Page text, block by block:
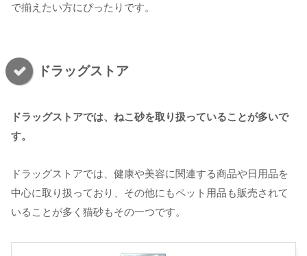
で揃えたい方にぴったりです。
ドラッグストア
ドラッグストアでは、ねこ砂を取り扱っていることが多いで
す。
ドラッグストアでは、健康や美容に関連する商品や日用品を
中心に取り扱っており、その他にもペット用品も販売されて
いることが多く猫砂もその一つです。